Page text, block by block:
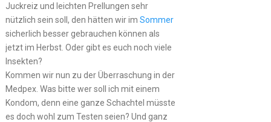
Juckreiz und leichten Prellungen sehr
nützlich sein soll, den hätten wir im Sommer
sicherlich besser gebrauchen können als
jetzt im Herbst. Oder gibt es euch noch viele
Insekten?
Kommen wir nun zu der Überraschung in der
Medpex. Was bitte wer soll ich mit einem
Kondom, denn eine ganze Schachtel müsste
es doch wohl zum Testen seien? Und ganz